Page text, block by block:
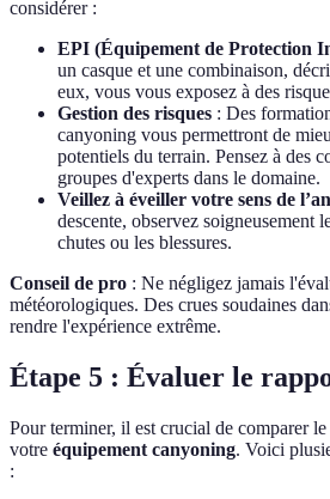
considérer :
EPI (Équipement de Protection
un casque et une combinaison,
eux, vous vous exposez à des
Gestion des risques : Des
canyoning vous permettront de
potentiels du terrain. Pensez à des
groupes d'experts dans le domaine.
Veillez à éveiller votre sens de
descente, observez soigneusement
chutes ou les blessures.
Conseil de pro : Ne négligez jamais
météorologiques. Des crues soudaines
rendre l'expérience extrême.
Étape 5 : Évaluer le
Pour terminer, il est crucial de comparer
votre équipement canyoning. Voici
: